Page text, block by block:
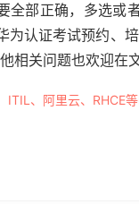
全部正确，多选或
为认证考试预约、
相关问题也欢迎在
ITIL、阿里云、RHCE等